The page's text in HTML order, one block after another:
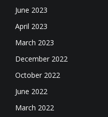
June 2023
April 2023
March 2023
December 2022
October 2022
June 2022
March 2022